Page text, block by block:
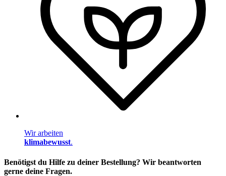
Wir arbeiten
klimabewusst.
Benötigst du Hilfe zu deiner Bestellung? Wir beantworten
gerne deine Fragen.